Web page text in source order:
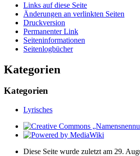
Links auf diese Seite
Änderungen an verlinkten Seiten
Druckversion
Permanenter Link
Seiten­­informationen
Seitenlogbücher
Kategorien
Kategorien
Lyrisches
Diese Seite wurde zuletzt am 29.